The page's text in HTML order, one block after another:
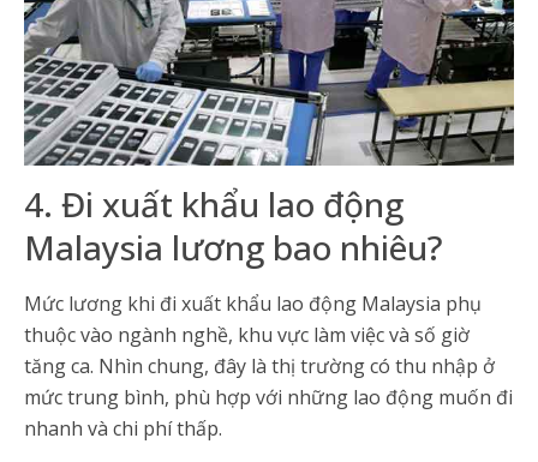
4. Đi xuất khẩu lao động
Malaysia lương bao nhiêu?
Mức lương khi đi xuất khẩu lao động Malaysia phụ
thuộc vào ngành nghề, khu vực làm việc và số giờ
tăng ca. Nhìn chung, đây là thị trường có thu nhập ở
mức trung bình, phù hợp với những lao động muốn đi
nhanh và chi phí thấp.